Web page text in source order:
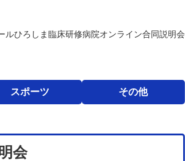
ルひろしま臨床研修病院オンライン合同説明会
スポーツ その他
会